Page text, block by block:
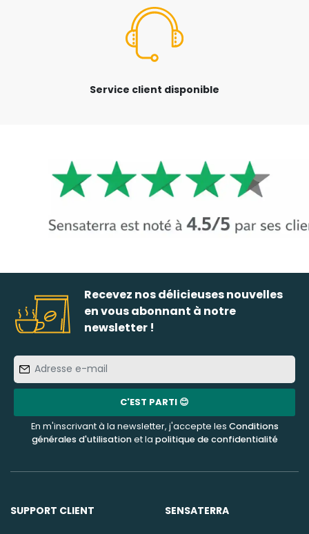
Service client disponible
Recevez nos délicieuses nouvelles
en vous abonnant à notre
newsletter !
e-
mail
C'EST PARTI 😊
En m'inscrivant à la newsletter, j'accepte les Conditions
générales d'utilisationet la politique de confidentialité
SUPPORT CLIENT SENSATERRA